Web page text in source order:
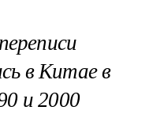
в Китае в
и 2000